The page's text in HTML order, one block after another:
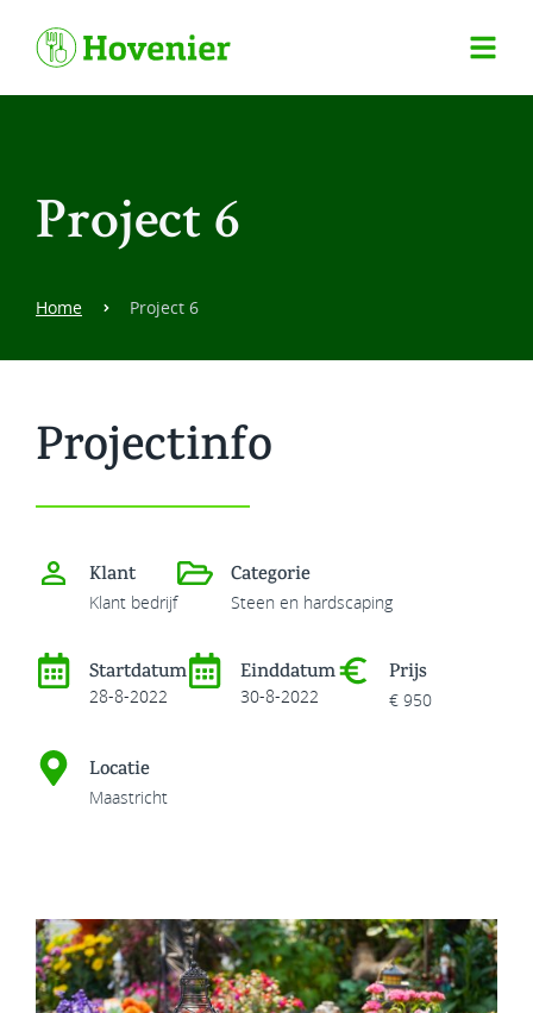
Project 6
Home Project 6
Projectinfo
Klant
Klant bedrijf
Categorie
Steen en hardscaping
Startdatum
28-8-2022
Einddatum
30-8-2022
Prijs
€ 950
Locatie
Maastricht